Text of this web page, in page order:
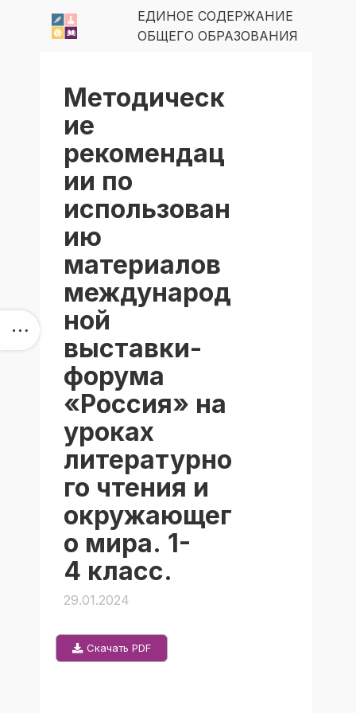
ЕДИНОЕ СОДЕРЖАНИЕ
ОБЩЕГО ОБРАЗОВАНИЯ
Методическ
ие
рекомендац
ии по
использован
ию
материалов
международ
ной
выставки-
форума
«Россия» на
уроках
литературно
го чтения и
окружающег
о мира. 1-
4 класс.
29.01.2024
Скачать PDF